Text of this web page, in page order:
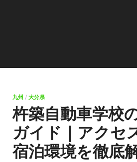
九州 / 大分県
杵築自動車学校
ガイド｜アクセ
宿泊環境を徹底